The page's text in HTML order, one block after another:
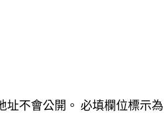
址不會公開。 必填欄位標示為